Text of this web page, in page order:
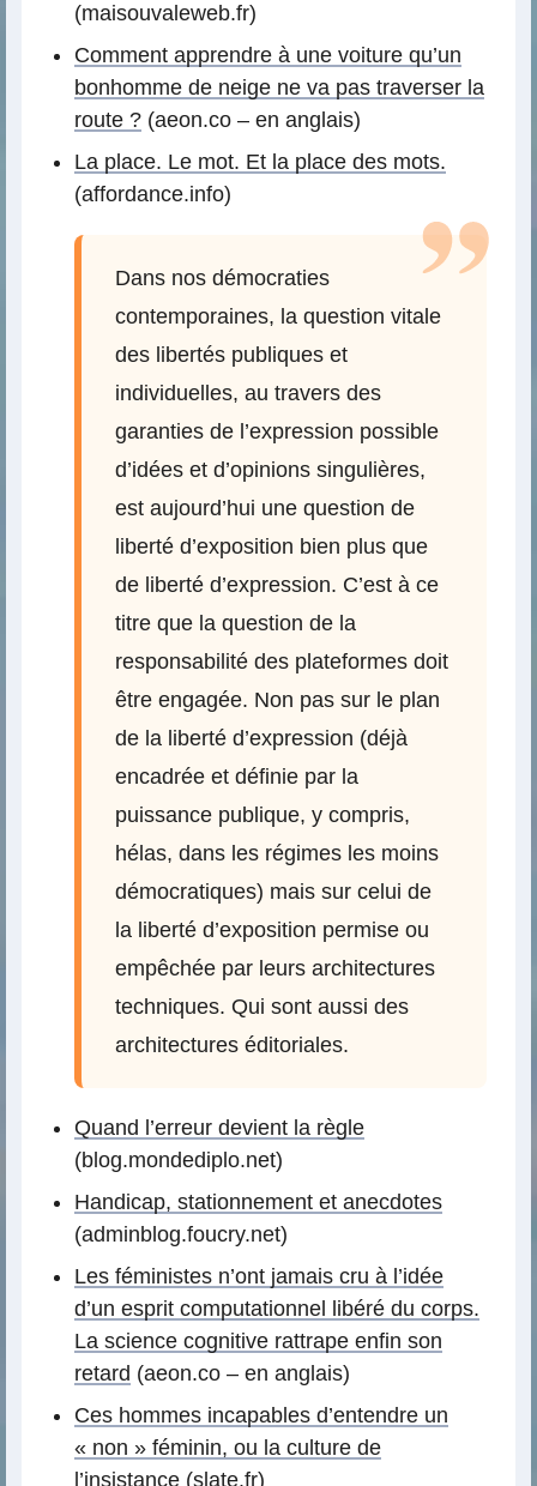
(maisouvaleweb.fr)
Comment apprendre à une voiture qu’un
bonhomme de neige ne va pas traverser la
route ? (aeon.co – en anglais)
La place. Le mot. Et la place des mots.
(affordance.info)
Dans nos démocraties
contemporaines, la question vitale
des libertés publiques et
individuelles, au travers des
garanties de l’expression possible
d’idées et d’opinions singulières,
est aujourd’hui une question de
liberté d’exposition bien plus que
de liberté d’expression. C’est à ce
titre que la question de la
responsabilité des plateformes doit
être engagée. Non pas sur le plan
de la liberté d’expression (déjà
encadrée et définie par la
puissance publique, y compris,
hélas, dans les régimes les moins
démocratiques) mais sur celui de
la liberté d’exposition permise ou
empêchée par leurs architectures
techniques. Qui sont aussi des
architectures éditoriales.
Quand l’erreur devient la règle
(blog.mondediplo.net)
Handicap, stationnement et anecdotes
(adminblog.foucry.net)
Les féministes n’ont jamais cru à l’idée
d’un esprit computationnel libéré du corps.
La science cognitive rattrape enfin son
retard (aeon.co – en anglais)
Ces hommes incapables d’entendre un
« non » féminin, ou la culture de
l’insistance (slate.fr)